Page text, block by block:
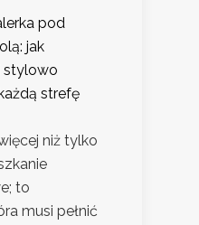
pod
jak
stylowo
strefę
niż tylko
to
musi pełnić